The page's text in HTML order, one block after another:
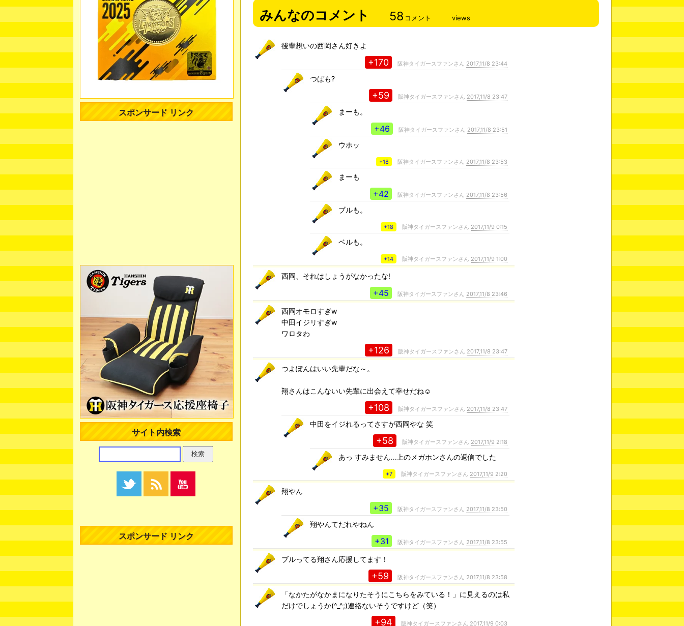
みんなのコメント 58 コメント views
後輩想いの西岡さん好きよ
+170 阪神タイガースファンさん 2017,11/8 23:44
つばも?
+59 阪神タイガースファンさん 2017,11/8 23:47
まーも。
+46 阪神タイガースファンさん 2017,11/8 23:51
ウホッ
+18 阪神タイガースファンさん 2017,11/8 23:53
まーも
+42 阪神タイガースファンさん 2017,11/8 23:56
ブルも。
+18 阪神タイガースファンさん 2017,11/9 0:15
ベルも。
+14 阪神タイガースファンさん 2017,11/9 1:00
西岡、それはしょうがなかったな!
+45 阪神タイガースファンさん 2017,11/8 23:46
西岡オモロすぎw
中田イジリすぎw
ワロタわ
+126 阪神タイガースファンさん 2017,11/8 23:47
つよぽんはいい先輩だな～。
翔さんはこんないい先輩に出会えて幸せだね☺
+108 阪神タイガースファンさん 2017,11/8 23:47
中田をイジれるってさすが西岡やな 笑
+58 阪神タイガースファンさん 2017,11/9 2:18
あっ すみません…上のメガホンさんの返信でした
+7 阪神タイガースファンさん 2017,11/9 2:20
翔やん
+35 阪神タイガースファンさん 2017,11/8 23:50
翔やんてだれやねん
+31 阪神タイガースファンさん 2017,11/8 23:55
ブルってる翔さん応援してます！
+59 阪神タイガースファンさん 2017,11/8 23:58
「なかたがなかまになりたそうにこちらをみている！」に見えるのは私
だけでしょうか(^_^;)連絡ないそうですけど（笑）
+94 阪神タイガースファンさん 2017,11/9 0:03
スポンサード リンク
サイト内検索
スポンサード リンク